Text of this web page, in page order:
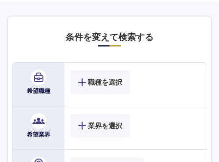
条件を変えて検索する
希望職種
職種を選択
希望業界
業界を選択